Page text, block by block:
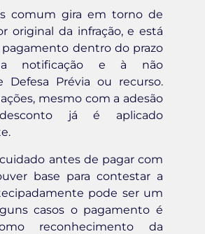
comum gira em torno de
original da infração, e está
dentro do prazo
notificação e à não
Defesa Prévia ou recurso.
mesmo com a adesão
já é aplicado
antes de pagar com
base para contestar a
pode ser um
casos o pagamento é
reconhecimento da